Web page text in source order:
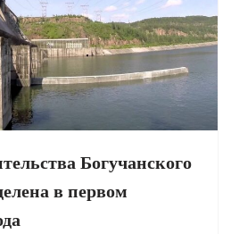
Богучанского
в первом